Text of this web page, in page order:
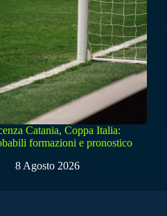
Catania, Coppa Italia:
formazioni e pronostico
8 Agosto 2026